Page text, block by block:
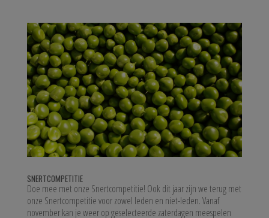
SNERTCOMPETITIE
Doe mee met onze Snertcompetitie! Ook dit jaar zijn we terug met
onze Snertcompetitie voor zowel leden en niet-leden. Vanaf
november kan je weer op geselecteerde zaterdagen meespelen